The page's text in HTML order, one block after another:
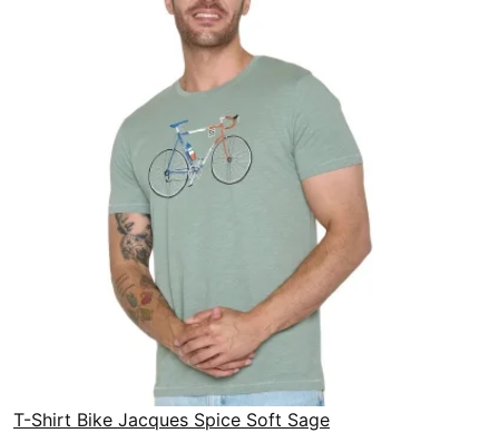
T-Shirt Bike Jacques Spice Soft Sage